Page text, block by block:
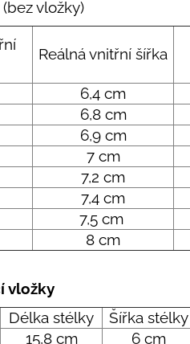
(bez vložky)
Reálná vnitřní šířka
6,4 cm
6,8 cm
6,9 cm
7 cm
7,2 cm
7,4 cm
7,5 cm
8 cm
vložky
Délka stélky
Šířka stélky
15,8 cm
6 cm